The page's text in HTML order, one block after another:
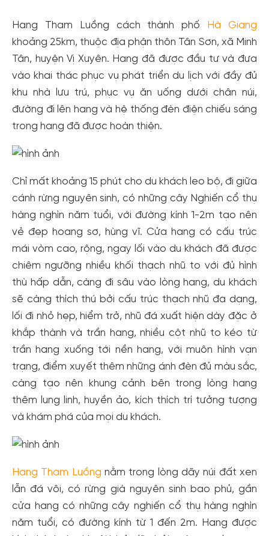
Hang Tham Luồng cách thành phố
Hà Giang
khoảng 25km, thuộc địa phận thôn Tân Sơn, xã Minh
Tân, huyện Vị Xuyên. Hang đã được đầu tư và đưa
vào khai thác phục vụ phát triển du lịch với đầy đủ
khu nhà lưu trú, phục vụ ăn uống dưới chân núi,
đường đi lên hang và hệ thống đèn điện chiếu sáng
trong hang đã được hoàn thiện.
Chỉ mất khoảng 15 phút cho du khách leo bộ, đi giữa
cánh rừng nguyên sinh, có những cây Nghiến cổ thụ
hàng nghìn năm tuổi, với đường kính 1-2m tạo nên
vẻ đẹp hoang sơ, hùng vĩ. Cửa hang có cấu trúc
mái vòm cao, rộng, ngay lối vào du khách đã được
chiêm ngưỡng nhiều khối thạch nhũ to với đủ hình
thù hấp dẫn, càng đi sâu vào lòng hang, du khách
sẽ càng thích thú bởi cấu trúc thạch nhũ đa dạng,
lối đi nhỏ hẹp, hiểm trở, nhũ đá xuất hiện dày đặc ở
khắp thành và trần hang, nhiều cột nhũ to kéo từ
trần hang xuống tới nền hang, với muôn hình vạn
trạng, điểm xuyết thêm những ánh đèn đủ màu sắc,
càng tạo nên khung cảnh bên trong lòng hang
thêm lung linh, huyền ảo, kích thích trí tưởng tượng
và khám phá của mọi du khách.
Hang Tham Luồng nằm trong lòng dãy núi đất xen
lẫn đá vôi, có rừng già nguyên sinh bao phủ, gần
cửa hang có những cây nghiến cổ thụ hàng nghìn
năm tuổi, có đường kính từ 1 đến 2m. Hang được